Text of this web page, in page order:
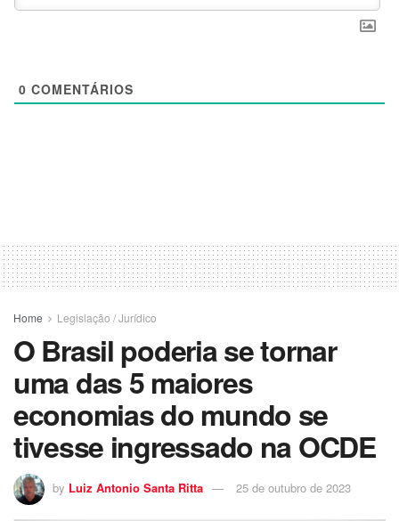
0 COMENTÁRIOS
Home Legislação / Jurídico
O Brasil poderia se tornar
uma das 5 maiores
economias do mundo se
tivesse ingressado na OCDE
by Luiz Antonio Santa Ritta 25 de outubro de 2023